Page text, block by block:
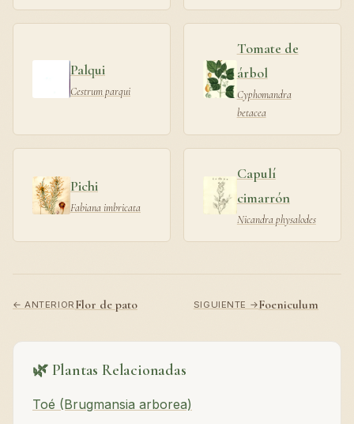
Palqui
Cestrum parqui
Tomate de
árbol
Cyphomandra
betacea
Pichi
Fabiana imbricata
Capulí
cimarrón
Nicandra physalodes
← ANTERIORFlor de pato SIGUIENTE →Foeniculum
🌿 Plantas Relacionadas
Toé (Brugmansia arborea)